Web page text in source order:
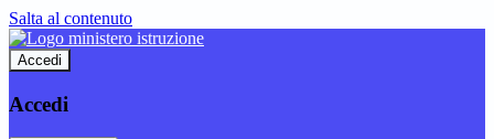
Salta al contenuto
Accedi
Accedi